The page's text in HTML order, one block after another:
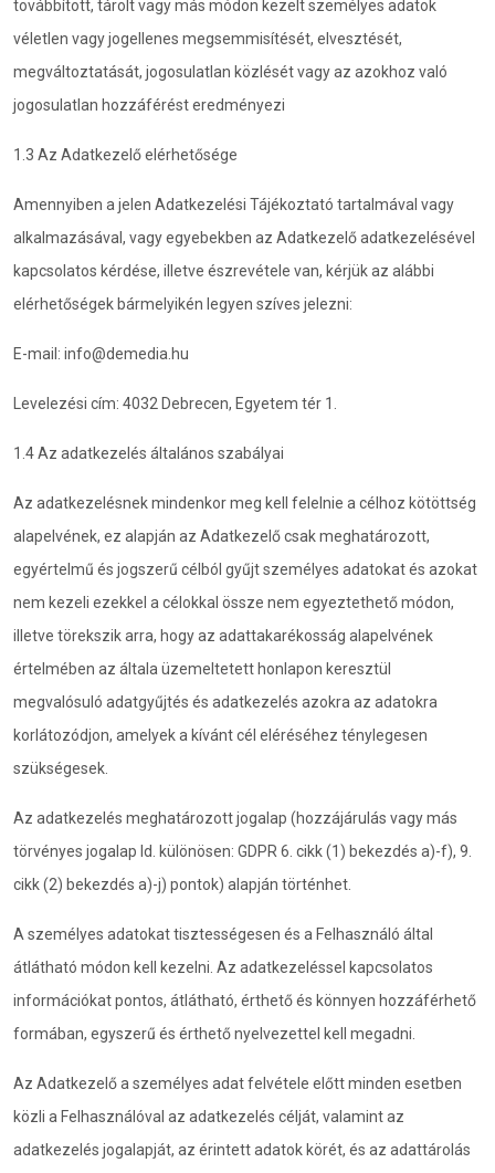
továbbított, tárolt vagy más módon kezelt személyes adatok
véletlen vagy jogellenes megsemmisítését, elvesztését,
megváltoztatását, jogosulatlan közlését vagy az azokhoz való
jogosulatlan hozzáférést eredményezi
1.3 Az Adatkezelő elérhetősége
Amennyiben a jelen Adatkezelési Tájékoztató tartalmával vagy
alkalmazásával, vagy egyebekben az Adatkezelő adatkezelésével
kapcsolatos kérdése, illetve észrevétele van, kérjük az alábbi
elérhetőségek bármelyikén legyen szíves jelezni:
E-mail: info@demedia.hu
Levelezési cím: 4032 Debrecen, Egyetem tér 1.
1.4 Az adatkezelés általános szabályai
Az adatkezelésnek mindenkor meg kell felelnie a célhoz kötöttség
alapelvének, ez alapján az Adatkezelő csak meghatározott,
egyértelmű és jogszerű célból gyűjt személyes adatokat és azokat
nem kezeli ezekkel a célokkal össze nem egyeztethető módon,
illetve törekszik arra, hogy az adattakarékosság alapelvének
értelmében az általa üzemeltetett honlapon keresztül
megvalósuló adatgyűjtés és adatkezelés azokra az adatokra
korlátozódjon, amelyek a kívánt cél eléréséhez ténylegesen
szükségesek.
Az adatkezelés meghatározott jogalap (hozzájárulás vagy más
törvényes jogalap ld. különösen: GDPR 6. cikk (1) bekezdés a)-f), 9.
cikk (2) bekezdés a)-j) pontok) alapján történhet.
A személyes adatokat tisztességesen és a Felhasználó által
átlátható módon kell kezelni. Az adatkezeléssel kapcsolatos
információkat pontos, átlátható, érthető és könnyen hozzáférhető
formában, egyszerű és érthető nyelvezettel kell megadni.
Az Adatkezelő a személyes adat felvétele előtt minden esetben
közli a Felhasználóval az adatkezelés célját, valamint az
adatkezelés jogalapját, az érintett adatok körét, és az adattárolás